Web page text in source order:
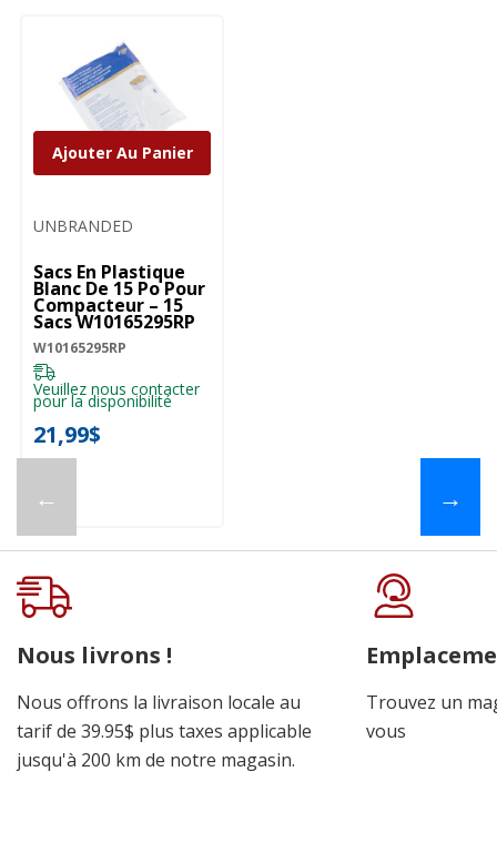
←
UNBRANDED
Sacs En Plastique
Blanc De 15 Po Pour
Compacteur – 15
Sacs W10165295RP
W10165295RP
Veuillez nous contacter
pour la disponibilité
21,99$
Ajouter Au Panier
→
Nous livrons !
Nous offrons la livraison locale au
tarif de 39.95$ plus taxes applicable
jusqu'à 200 km de notre magasin.
Trouvez un
vous